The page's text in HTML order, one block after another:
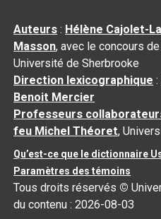
Auteurs : Hélène Cajolet-
Masson, avec le concours de
Université de Sherbrooke
Direction lexicographique :
Benoit Mercier
Professeurs
feu Michel Théoret,
Qu’est-ce que le dictionnaire
Paramètres des témoins
Tous droits réservés ©
du contenu :2026-08-03